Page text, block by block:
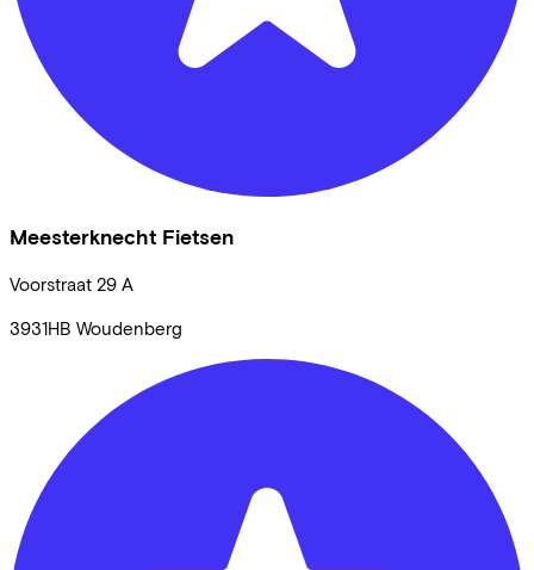
Meesterknecht Fietsen
Voorstraat 29 A
3931HB Woudenberg